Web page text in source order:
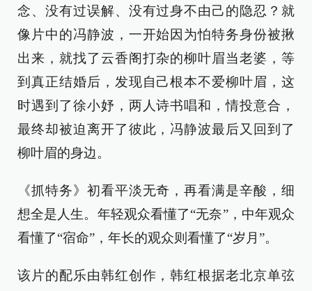
念、没有过误解、没有过身不由己的隐忍？就
像片中的冯静波，一开始因为怕特务身份被揪
出来，就找了云香阁打杂的柳叶眉当老婆，等
到真正结婚后，发现自己根本不爱柳叶眉，这
时遇到了徐小妤，两人诗书唱和，情投意合，
最终却被迫离开了彼此，冯静波最后又回到了
柳叶眉的身边。
《抓特务》初看平淡无奇，再看满是辛酸，细
想全是人生。年轻观众看懂了“无奈”，中年观众
看懂了“宿命”，年长的观众则看懂了“岁月”。
该片的配乐由韩红创作，韩红根据老北京单弦